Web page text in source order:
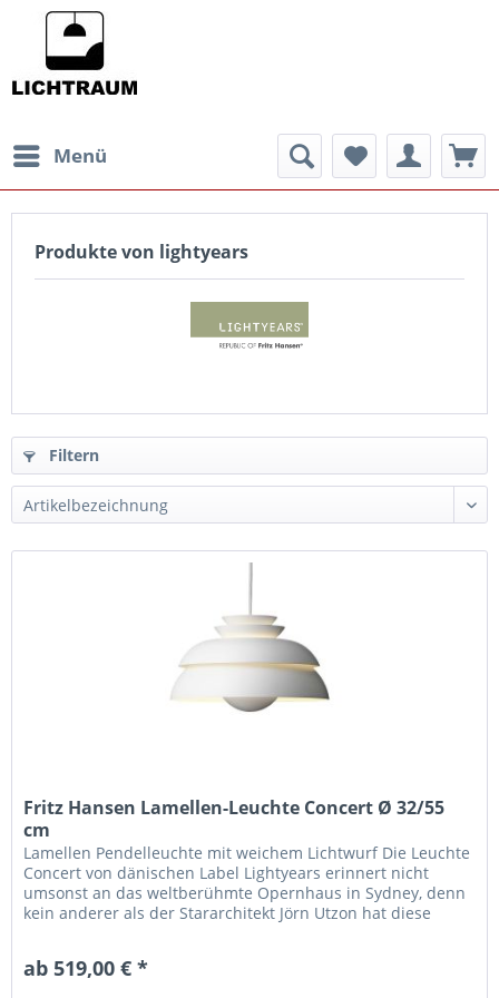
Menü
Produkte von lightyears
Filtern
Fritz Hansen Lamellen-Leuchte Concert Ø 32/55
cm
Lamellen Pendelleuchte mit weichem Lichtwurf Die Leuchte
Concert von dänischen Label Lightyears erinnert nicht
umsonst an das weltberühmte Opernhaus in Sydney, denn
kein anderer als der Stararchitekt Jörn Utzon hat diese
ab 519,00 € *